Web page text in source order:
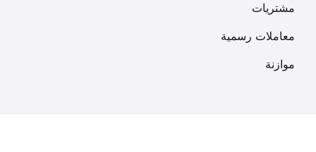
مشتريات
معاملات رسمية
موازنة